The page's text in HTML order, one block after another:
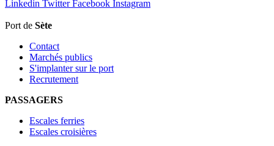
Linkedin Twitter Facebook Instagram
Port de Sète
Contact
Marchés publics
S'implanter sur le port
Recrutement
PASSAGERS
Escales ferries
Escales croisières